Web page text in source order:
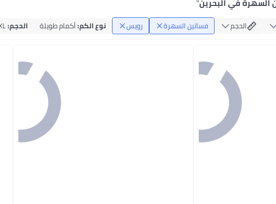
السهرة في البحرين"
الحجم فساتين السهرة رويس نوع الكم:أكمام طويلة الحجم: